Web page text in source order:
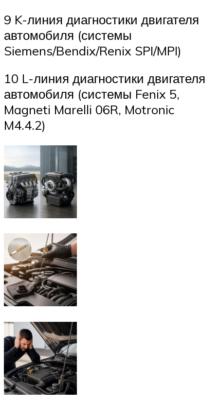
9 K-линия диагностики двигателя
автомобиля (системы
Siemens/Bendix/Renix SPI/MPI)
10 L-линия диагностики двигателя
автомобиля (системы Fenix 5,
Magneti Marelli 06R, Motronic
M4.4.2)